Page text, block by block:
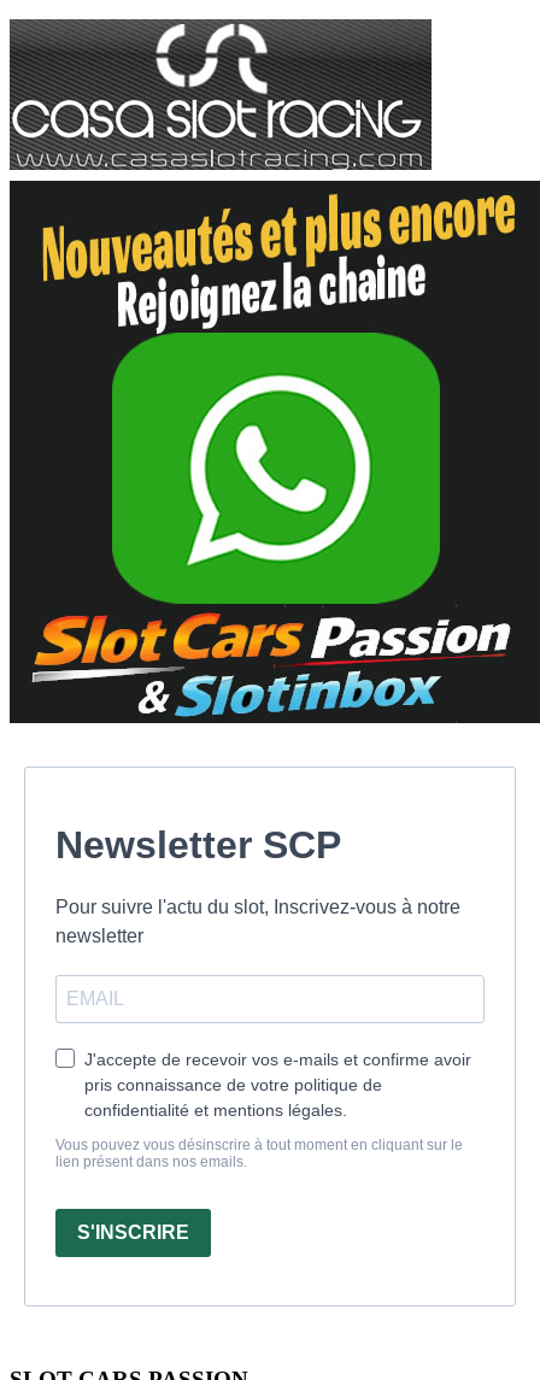
Newsletter SCP
Pour suivre l'actu du slot, Inscrivez-vous à notre
newsletter
J'accepte de recevoir vos e-mails et confirme avoir
pris connaissance de votre politique de
confidentialité et mentions légales.
Vous pouvez vous désinscrire à tout moment en cliquant sur le
lien présent dans nos emails.
S'INSCRIRE